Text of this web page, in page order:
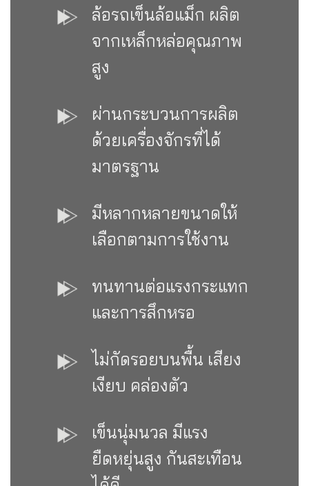
ล้อรถเข็นล้อแม็ก ผลิต
จากเหล็กหล่อคุณภาพ
สูง
ผ่านกระบวนการผลิต
ด้วยเครื่องจักรที่ได้
มาตรฐาน
มีหลากหลายขนาดให้
เลือกตามการใช้งาน
ทนทานต่อแรงกระแทก
และการสึกหรอ
ไม่กัดรอยบนพื้น เสียง
เงียบ คล่องตัว
เข็นนุ่มนวล มีแรง
ยืดหยุ่นสูง กันสะเทือน